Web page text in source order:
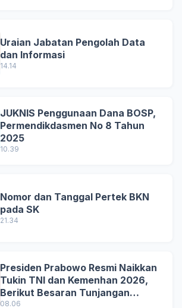
Uraian Jabatan Pengolah Data
dan Informasi
14.14
JUKNIS Penggunaan Dana BOSP,
Permendikdasmen No 8 Tahun
2025
10.39
Nomor dan Tanggal Pertek BKN
pada SK
21.34
Presiden Prabowo Resmi Naikkan
Tukin TNI dan Kemenhan 2026,
Berikut Besaran Tunjangan
Terbaru
08.06